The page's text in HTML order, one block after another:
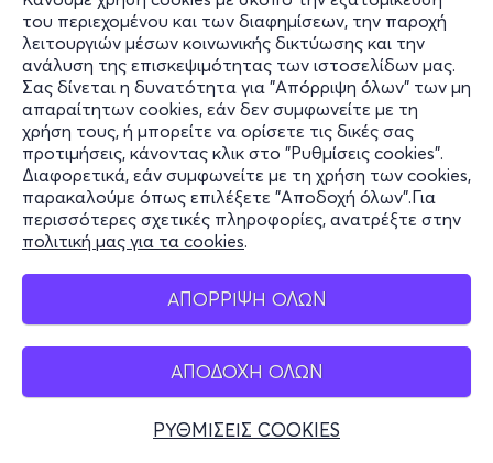
του περιεχομένου και των διαφημίσεων, την παροχή
λειτουργιών μέσων κοινωνικής δικτύωσης και την
ανάλυση της επισκεψιμότητας των ιστοσελίδων μας.
Σας δίνεται η δυνατότητα για "Απόρριψη όλων" των μη
απαραίτητων cookies, εάν δεν συμφωνείτε με τη
χρήση τους, ή μπορείτε να ορίσετε τις δικές σας
προτιμήσεις, κάνοντας κλικ στο "Ρυθμίσεις cookies".
Διαφορετικά, εάν συμφωνείτε με τη χρήση των cookies,
παρακαλούμε όπως επιλέξετε "Αποδοχή όλων".Για
περισσότερες σχετικές πληροφορίες, ανατρέξτε στην
πολιτική μας για τα cookies.
ΑΠΟΡΡΙΨΗ ΟΛΩΝ
ΑΠΟΔΟΧΗ ΟΛΩΝ
ΡΥΘΜΙΣΕΙΣ COOKIES